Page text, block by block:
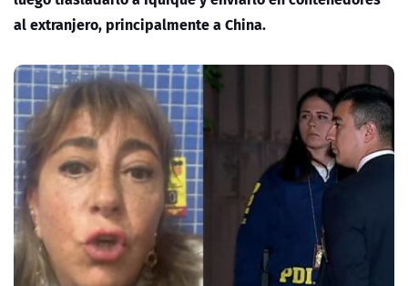
al extranjero, principalmente a China.